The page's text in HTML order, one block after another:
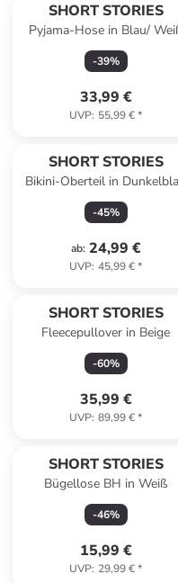
SHORT STORIES
Pyjama-Hose in Blau/
-39%
33,99 €
UVP: 55,99 €*
SHORT STORIES
Bikini-Oberteil in
-45%
ab: 24,99 €
UVP: 45,99 €*
SHORT STORIES
Fleecepullover in Beige
-60%
35,99 €
UVP: 89,99 €*
SHORT STORIES
Bügellose BH in Weiß
-46%
15,99 €
UVP: 29,99 €*